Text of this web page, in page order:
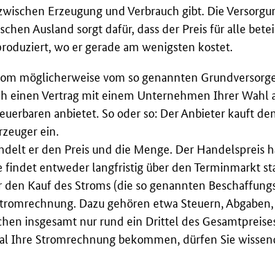
Erzeugung und Verbrauch gibt. Die
Ausland sorgt dafür, dass der Preis für alle
wo er gerade am wenigsten kostet.
möglicherweise vom so genannten
einen Vertrag mit einem Unternehmen Ihrer Wahl
anbietet. So oder so: Der Anbieter kauft
ein.
er den Preis und die Menge. Der Handelspreis
findet entweder langfristig über den Terminmarkt
Kauf des Stroms (die so genannten
Dazu gehören etwa Steuern,
insgesamt nur rund ein Drittel des
Ihre Stromrechnung bekommen, dürfen Sie